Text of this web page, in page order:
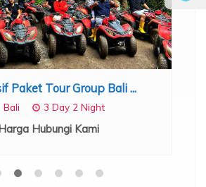
Paket Tour Group Bali ...
Bali 3 Day 2 Night
Harga Hubungi Kami